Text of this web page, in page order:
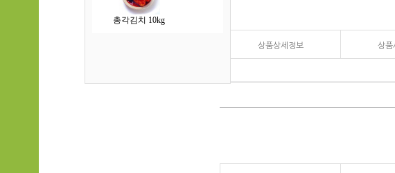
총각김치 10kg
상품상세정보 상품